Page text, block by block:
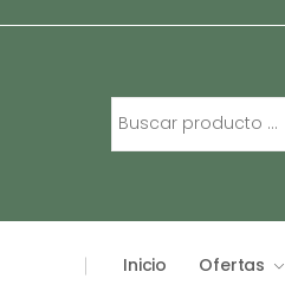
Inicio Ofertas